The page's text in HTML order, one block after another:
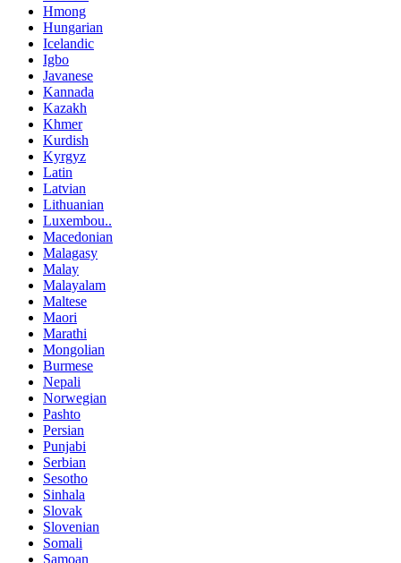
Hmong
Hungarian
Icelandic
Igbo
Javanese
Kannada
Kazakh
Khmer
Kurdish
Kyrgyz
Latin
Latvian
Lithuanian
Luxembou..
Macedonian
Malagasy
Malay
Malayalam
Maltese
Maori
Marathi
Mongolian
Burmese
Nepali
Norwegian
Pashto
Persian
Punjabi
Serbian
Sesotho
Sinhala
Slovak
Slovenian
Somali
Samoan